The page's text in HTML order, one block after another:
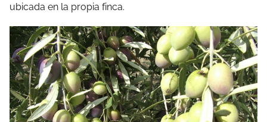
ubicada en la propia finca.